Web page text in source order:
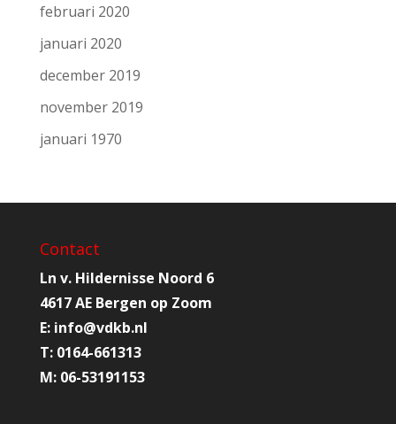
februari 2020
januari 2020
december 2019
november 2019
januari 1970
Contact
Ln v. Hildernisse Noord 6
4617 AE Bergen op Zoom
E: info@vdkb.nl
T: 0164-661313
M: 06-53191153